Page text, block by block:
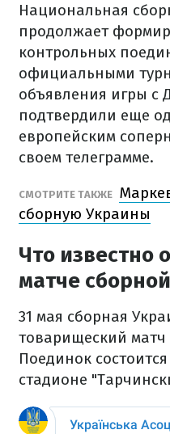
Национальная
продолжает
контрольных
официальными
объявления игры с
подтвердили еще
европейским
своем телеграмме.
СМОТРИТЕ ТАКЖЕ
сборную Украины
Что известно
матче
31 мая сборная
товарищеский
Поединок
стадионе